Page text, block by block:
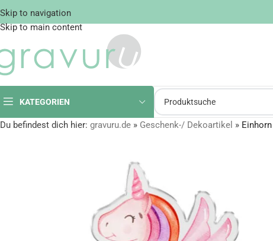
Skip to navigation
Skip to main content
KATEGORIEN
Du befindest dich hier: gravuru.de » Geschenk-/ Dekoartikel »